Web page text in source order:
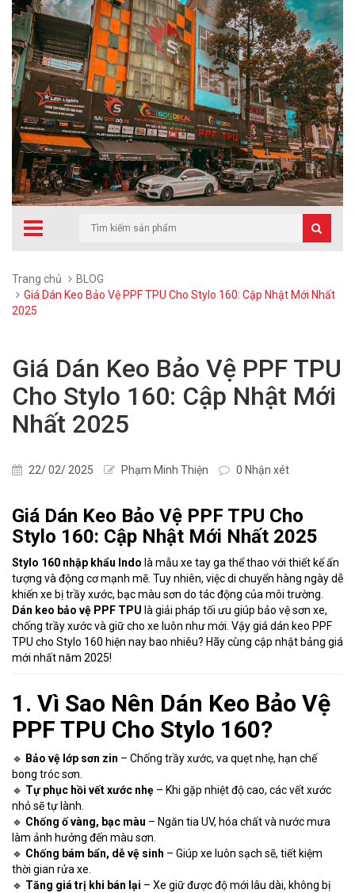
Trang chủ
BLOG
Giá Dán Keo Bảo Vệ PPF TPU Cho Stylo 160: Cập Nhật Mới Nhất
2025
Giá Dán Keo Bảo Vệ PPF TPU
Cho Stylo 160: Cập Nhật Mới
Nhất 2025
22/ 02/ 2025 Phạm Minh Thiện 0 Nhận xét
Giá Dán Keo Bảo Vệ PPF TPU Cho
Stylo 160: Cập Nhật Mới Nhất 2025
Stylo 160 nhập khẩu Indo là mẫu xe tay ga thể thao với thiết kế ấn
tượng và động cơ mạnh mẽ. Tuy nhiên, việc di chuyển hàng ngày dễ
khiến xe bị trầy xước, bạc màu sơn do tác động của môi trường.
Dán keo bảo vệ PPF TPU là giải pháp tối ưu giúp bảo vệ sơn xe,
chống trầy xước và giữ cho xe luôn như mới. Vậy giá dán keo PPF
TPU cho Stylo 160 hiện nay bao nhiêu? Hãy cùng cập nhật bảng giá
mới nhất năm 2025!
1. Vì Sao Nên Dán Keo Bảo Vệ
PPF TPU Cho Stylo 160?
🔹 Bảo vệ lớp sơn zin – Chống trầy xước, va quẹt nhẹ, hạn chế
bong tróc sơn.
🔹 Tự phục hồi vết xước nhẹ – Khi gặp nhiệt độ cao, các vết xước
nhỏ sẽ tự lành.
🔹 Chống ố vàng, bạc màu – Ngăn tia UV, hóa chất và nước mưa
làm ảnh hưởng đến màu sơn.
🔹 Chống bám bẩn, dễ vệ sinh – Giúp xe luôn sạch sẽ, tiết kiệm
thời gian rửa xe.
🔹 Tăng giá trị khi bán lại – Xe giữ được độ mới lâu dài, không bị